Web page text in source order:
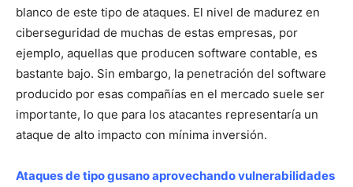
blanco de este tipo de ataques. El nivel de madurez en
ciberseguridad de muchas de estas empresas, por
ejemplo, aquellas que producen software contable, es
bastante bajo. Sin embargo, la penetración del software
producido por esas compañías en el mercado suele ser
importante, lo que para los atacantes representaría un
ataque de alto impacto con mínima inversión.
Ataques de tipo gusano aprovechando vulnerabilidades